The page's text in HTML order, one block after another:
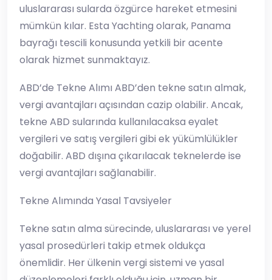
uluslararası sularda özgürce hareket etmesini
mümkün kılar. Esta Yachting olarak, Panama
bayrağı tescili konusunda yetkili bir acente
olarak hizmet sunmaktayız.
ABD’de Tekne Alımı ABD’den tekne satın almak,
vergi avantajları açısından cazip olabilir. Ancak,
tekne ABD sularında kullanılacaksa eyalet
vergileri ve satış vergileri gibi ek yükümlülükler
doğabilir. ABD dışına çıkarılacak teknelerde ise
vergi avantajları sağlanabilir.
Tekne Alımında Yasal Tavsiyeler
Tekne satın alma sürecinde, uluslararası ve yerel
yasal prosedürleri takip etmek oldukça
önemlidir. Her ülkenin vergi sistemi ve yasal